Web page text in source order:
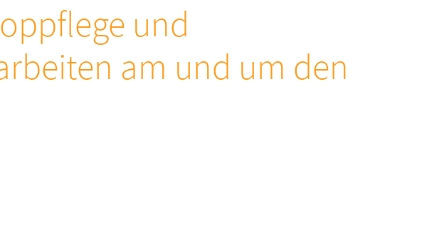
und
am und um den